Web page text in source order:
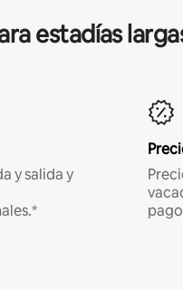
estadías
y salida y